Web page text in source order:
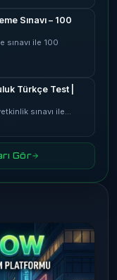
Sınavı – 100
sınavı ile 100
Türkçe Test |
sınavı ile…
Gör